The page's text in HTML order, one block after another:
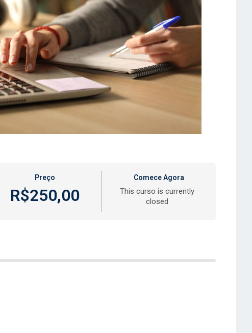
Preço
R$250,00
Comece Agora
This curso is currently
closed